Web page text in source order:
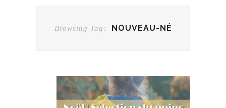
Browsing Tag: NOUVEAU-NÉ